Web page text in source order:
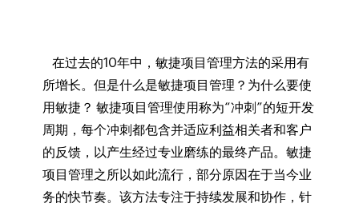
在过去的10年中，敏捷项目管理方法的采用有
所增长。但是什么是敏捷项目管理？为什么要使
用敏捷？ 敏捷项目管理使用称为“冲刺”的短开发
周期，每个冲刺都包含并适应利益相关者和客户
的反馈，以产生经过专业磨练的最终产品。敏捷
项目管理之所以如此流行，部分原因在于当今业
务的快节奏。该方法专注于持续发展和协作，针